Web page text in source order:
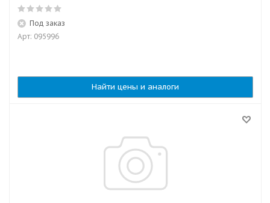
Под заказ
Арт: 095996
Найти цены и аналоги